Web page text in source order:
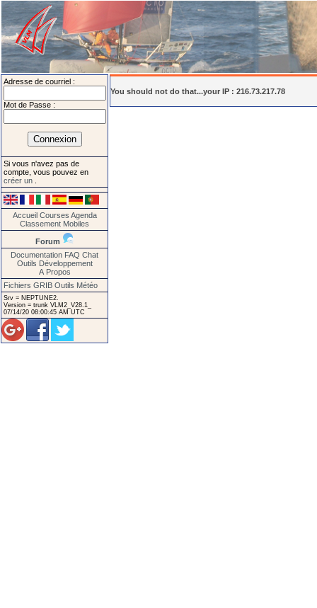
Adresse de courriel :
Mot de Passe :
Si vous n'avez pas de
compte, vous pouvez en
créer un
Accueil Courses Agenda
Classement Mobiles
Forum
Documentation FAQ Chat
Outils Développement
A Propos
Fichiers GRIB Outils Météo
Srv = NEPTUNE2.
Version = trunk VLM2_V28.1_
07/14/20 08:00:45 AM UTC
You should not do that...your IP : 216.73.217.78